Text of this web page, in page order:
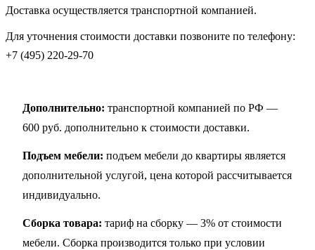
Доставка осуществляется транспортной компанией.
Для уточнения стоимости доставки позвоните по телефону:
+7 (495) 220-29-70
Дополнительно: транспортной компанией по РФ —
600 руб. дополнительно к стоимости доставки.
Подъем мебели: подъем мебели до квартиры является
дополнительной услугой, цена которой рассчитывается
индивидуально.
Сборка товара: тариф на сборку — 3% от стоимости
мебели. Сборка производится только при условии